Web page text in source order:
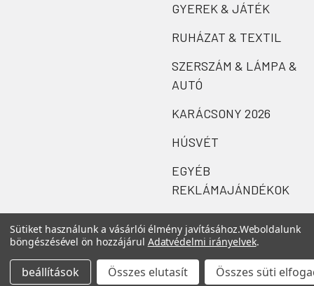
GYEREK & JÁTÉK
RUHÁZAT & TEXTIL
SZERSZÁM & LÁMPA &
AUTÓ
KARÁCSONY 2026
HÚSVÉT
EGYÉB
REKLÁMAJÁNDÉKOK
©2026Zefi.
Sütiket használunk a vásárlói élmény javításához.Weboldalunk
böngészésével ön hozzájárul Adatvédelmi irányelvek.
beállítások Összes elutasít Összes süti